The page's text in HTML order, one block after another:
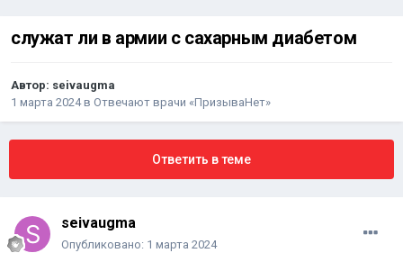
служат ли в армии с сахарным диабетом
Автор: seivaugma
1 марта 2024в Отвечают врачи «ПризываНет»
Ответить в теме
seivaugma
Опубликовано: 1 марта 2024